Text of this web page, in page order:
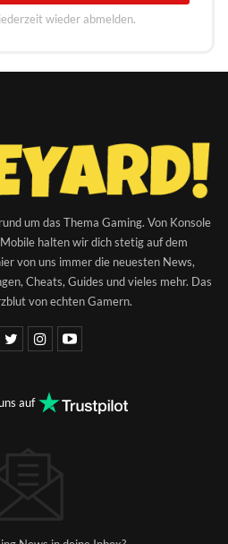
wieder abmelden.
um das Thema Gaming. Von Konsole
halten wir dich stetig auf dem
von uns immer die neuesten News,
Cheats, Guides und vieles mehr. Das
von echten Gamern.
auf